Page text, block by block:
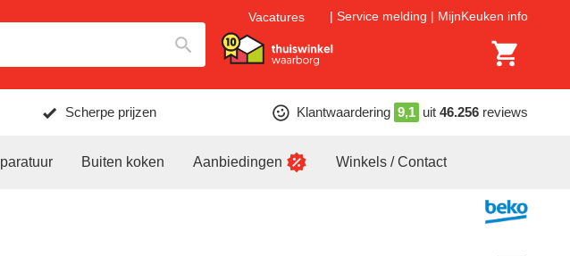
Vacatures Service melding MijnKeuken info
Scherpe prijzen Klantwaardering 9,1 uit 46.256 reviews
Buiten koken Aanbiedingen Winkels / Contact